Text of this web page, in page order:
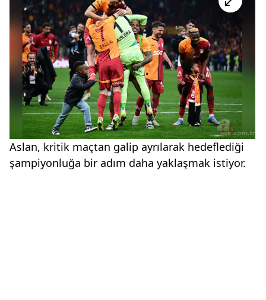
Aslan, kritik maçtan galip ayrılarak hedeflediği
şampiyonluğa bir adım daha yaklaşmak istiyor.